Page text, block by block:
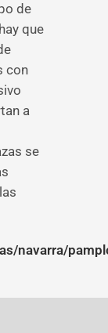
de
que
con
a
se
navarra/